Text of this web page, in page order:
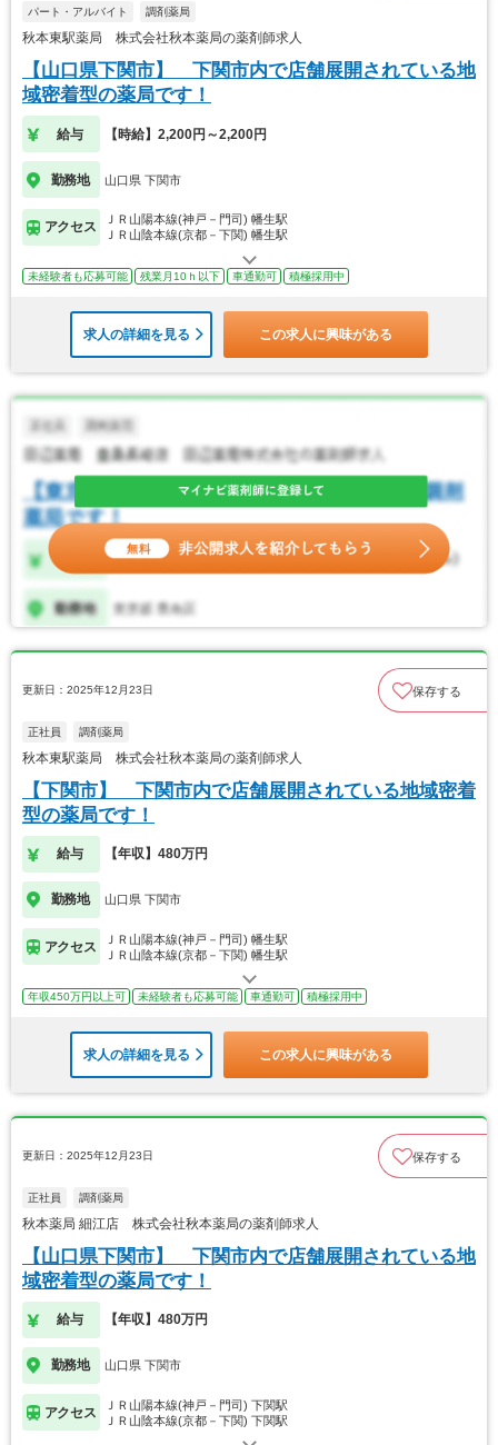
パート・アルバイト 調剤薬局
秋本東駅薬局 株式会社秋本薬局の薬剤師求人
【山口県下関市】 下関市内で店舗展開されている地
域密着型の薬局です！
給与 【時給】2,200円～2,200円
勤務地 山口県 下関市
アクセス
ＪＲ山陽本線(神戸－門司) 幡生駅
ＪＲ山陰本線(京都－下関) 幡生駅
未経験者も応募可能 残業月10ｈ以下 車通勤可 積極採用中
求人の詳細を見る この求人に興味がある
更新日：2025年12月23日 保存する
正社員 調剤薬局
秋本東駅薬局 株式会社秋本薬局の薬剤師求人
【下関市】 下関市内で店舗展開されている地域密着
型の薬局です！
給与 【年収】480万円
勤務地 山口県 下関市
アクセス
ＪＲ山陽本線(神戸－門司) 幡生駅
ＪＲ山陰本線(京都－下関) 幡生駅
年収450万円以上可 未経験者も応募可能 車通勤可 積極採用中
求人の詳細を見る この求人に興味がある
更新日：2025年12月23日 保存する
正社員 調剤薬局
秋本薬局 細江店 株式会社秋本薬局の薬剤師求人
【山口県下関市】 下関市内で店舗展開されている地
域密着型の薬局です！
給与 【年収】480万円
勤務地 山口県 下関市
アクセス
ＪＲ山陽本線(神戸－門司) 下関駅
ＪＲ山陰本線(京都－下関) 下関駅